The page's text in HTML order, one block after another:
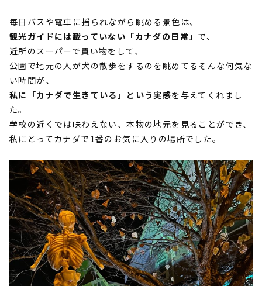
毎日バスや電車に揺られながら眺める景色は、
観光ガイドには載っていない「カナダの日常」 で、
近所のスーパーで買い物をして、
公園で地元の人が犬の散歩をするのを眺めてるそんな何気な
い時間が、
私に「カナダで生きている」という実感を与えてくれまし
た。
学校の近くでは味わえない、本物の地元を見ることができ、
私にとってカナダで1番のお気に入りの場所でした。